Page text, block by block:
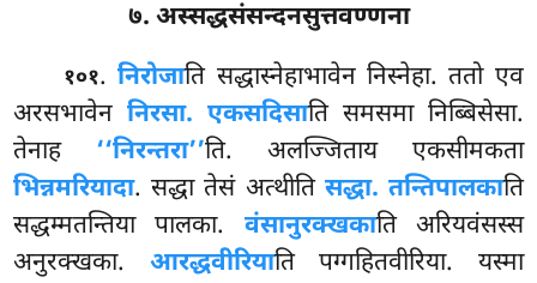
७. अस्सद्धसंसन्दनसुत्तवण्णना
१०१.निरोजाति सद्धास्नेहाभावेन निस्नेहा. ततो एव
अरसभावेननिरसा. एकसदिसाति समसमा निब्बिसेसा.
तेनाह ‘‘निरन्तरा’’ति. अलज्जिताय एकसीमकता
भिन्नमरियादा. सद्धा तेसं अत्थीति सद्धा. तन्तिपालकाति
सद्धम्मतन्तिया पालका. वंसानुरक्खकाति अरियवंसस्स
अनुरक्खका. आरद्धवीरियाति पग्गहितवीरिया. यस्मा